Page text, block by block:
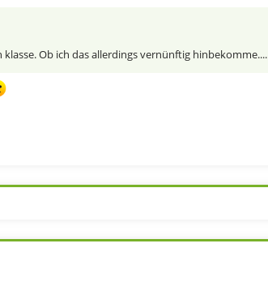
Ob ich das allerdings vernünftig hinbekomme....